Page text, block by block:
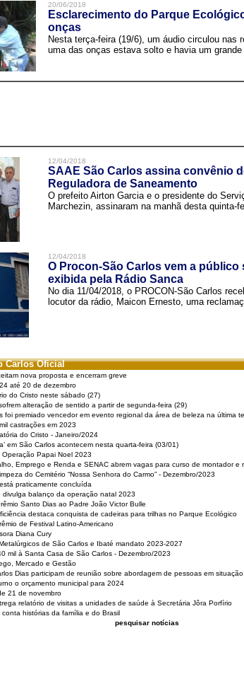
20/06/2018
Esclarecimento do Parque
onças
Nesta terça-feira (19/6), um áudio circulou nas
uma das onças estava solto e havia um
12/04/2018
SAAE São Carlos assina convênio
Reguladora de Saneamento
O prefeito Airton Garcia e o presidente do
Marchezin, assinaram na manhã desta quinta-
12/04/2018
O Procon-São Carlos vem a
exibida pela Rádio Sanca
No dia 11/04/2018, o PROCON-São Carlos
locutor da rádio, Maicon Ernesto, uma
Carlos Oficial
nova proposta e encerram greve
até 20 de dezembro
do Cristo neste sábado (27)
alteração de sentido a partir de segunda-feira (29)
foi premiado vencedor em evento regional da área de beleza na última
castrações em 2023
do Cristo - Janeiro/2024
em São Carlos acontecem nesta quarta-feira (03/01)
Papai Noel 2023
Emprego e Renda e SENAC abrem vagas para curso de montador e
do Cemitério “Nossa Senhora do Carmo” - Dezembro/2023
praticamente concluída
divulga balanço da operação natal 2023
Santo Dias ao Padre João Victor Bulle
destaca conquista de cadeiras para trilhas no Parque Ecológico
de Festival Latino-Americano
Diana Cury
de São Carlos e Ibaté mandato 2023-2027
mil à Santa Casa de São Carlos - Dezembro/2023
Mercado e Gestão
Dias participam de reunião sobre abordagem de pessoas em
o orçamento municipal para 2024
21 de novembro
relatório de visitas a unidades de saúde à Secretária Jôra Porfírio
histórias da família e do Brasil
pesquisar notícias